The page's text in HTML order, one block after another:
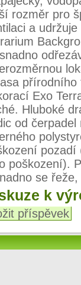
rozměr pro
a
Exo
Hluboké
od
pozadí
poškození).
se
k
příspěvek